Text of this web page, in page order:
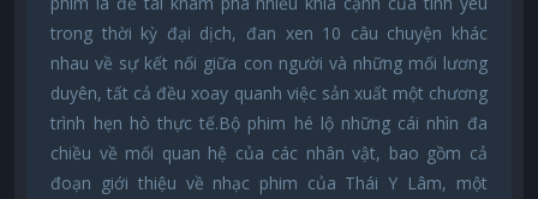
trong thời kỳ đại dịch, đan xen 10 câu chuyện khác
nhau về sự kết nối giữa con người và những mối lương
duyên, tất cả đều xoay quanh việc sản xuất một chương
trình hẹn hò thực tế.Bộ phim hé lộ những cái nhìn đa
chiều về mối quan hệ của các nhân vật, bao gồm cả
đoạn giới thiệu về nhạc phim của Thái Y Lâm, một